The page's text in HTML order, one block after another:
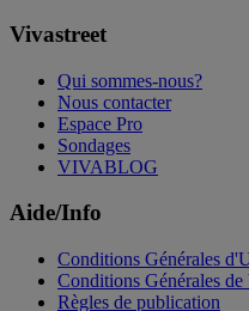
Vivastreet
Qui sommes-nous?
Nous contacter
Espace Pro
Sondages
VIVABLOG
Aide/Info
Conditions Générales
Conditions Générales de
Règles de publication